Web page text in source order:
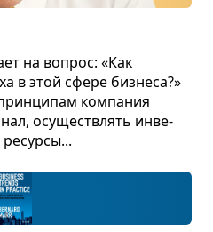
на вопрос: «Как
в этой сфере биз­неса?»
ком­па­ния
осу­ще­ствлять инве­